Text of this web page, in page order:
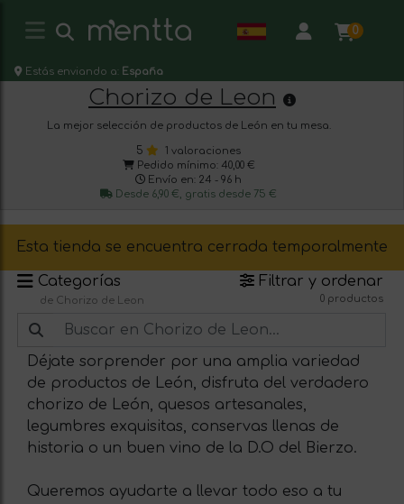
0
Estás enviando a: España
Chorizo de Leon
La mejor selección de productos de León en tu mesa.
5
1 valoraciones
Pedido mínimo: 40,00 €
Envío en: 24 - 96 h
Desde 6,90 €, gratis desde 75 €
Esta tienda se encuentra cerrada temporalmente
Categorías
de Chorizo de Leon
Filtrar y ordenar
0 productos
Déjate sorprender por una amplia variedad
de productos de León, disfruta del verdadero
chorizo de León, quesos artesanales,
legumbres exquisitas, conservas llenas de
historia o un buen vino de la D.O del Bierzo.
Queremos ayudarte a llevar todo eso a tu